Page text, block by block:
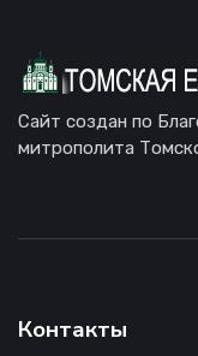
Сайт создан по
митрополита
Контакты